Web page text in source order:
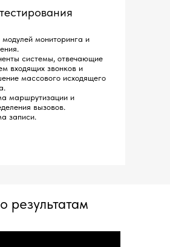
модулей мониторинга и
системы, отвечающие
входящих звонков и
массового исходящего
маршрутизации и
вызовов.
записи.
результатам